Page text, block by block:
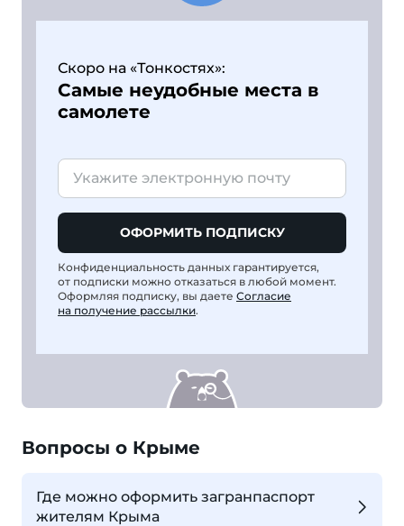
Скоро на «Тонкостях»:
Самые неудобные места в
самолете
ОФОРМИТЬ ПОДПИСКУ
Конфиденциальность данных гарантируется,
от подписки можно отказаться в любой момент.
Оформляя подписку, вы даете Согласие
на получение рассылки.
Вопросы о Крыме
Где можно оформить загранпаспорт
жителям Крыма